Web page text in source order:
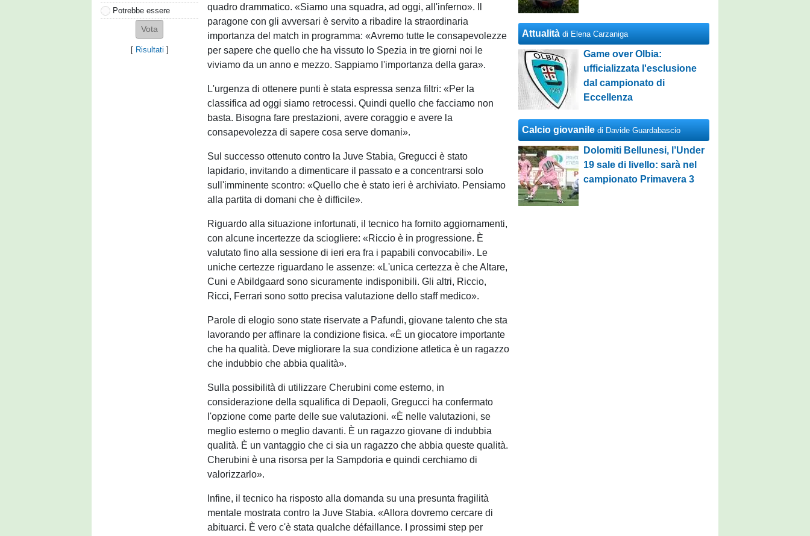
Potrebbe essere
[ Risultati ]
quadro drammatico. «Siamo una squadra, ad oggi, all'inferno». Il
paragone con gli avversari è servito a ribadire la straordinaria
importanza del match in programma: «Avremo tutte le consapevolezze
per sapere che quello che ha vissuto lo Spezia in tre giorni noi le
viviamo da un anno e mezzo. Sappiamo l'importanza della gara».
L'urgenza di ottenere punti è stata espressa senza filtri: «Per la
classifica ad oggi siamo retrocessi. Quindi quello che facciamo non
basta. Bisogna fare prestazioni, avere coraggio e avere la
consapevolezza di sapere cosa serve domani».
Sul successo ottenuto contro la Juve Stabia, Gregucci è stato
lapidario, invitando a dimenticare il passato e a concentrarsi solo
sull'imminente scontro: «Quello che è stato ieri è archiviato. Pensiamo
alla partita di domani che è difficile».
Riguardo alla situazione infortunati, il tecnico ha fornito aggiornamenti,
con alcune incertezze da sciogliere: «Riccio è in progressione. È
valutato fino alla sessione di ieri era fra i papabili convocabili». Le
uniche certezze riguardano le assenze: «L'unica certezza è che Altare,
Cuni e Abildgaard sono sicuramente indisponibili. Gli altri, Riccio,
Ricci, Ferrari sono sotto precisa valutazione dello staff medico».
Parole di elogio sono state riservate a Pafundi, giovane talento che sta
lavorando per affinare la condizione fisica. «È un giocatore importante
che ha qualità. Deve migliorare la sua condizione atletica è un ragazzo
che indubbio che abbia qualità».
Sulla possibilità di utilizzare Cherubini come esterno, in
considerazione della squalifica di Depaoli, Gregucci ha confermato
l'opzione come parte delle sue valutazioni. «È nelle valutazioni, se
meglio esterno o meglio davanti. È un ragazzo giovane di indubbia
qualità. È un vantaggio che ci sia un ragazzo che abbia queste qualità.
Cherubini è una risorsa per la Sampdoria e quindi cerchiamo di
valorizzarlo».
Infine, il tecnico ha risposto alla domanda su una presunta fragilità
mentale mostrata contro la Juve Stabia. «Allora dovremo cercare di
abituarci. È vero c'è stata qualche défaillance. I prossimi step per
Attualità di Elena Carzaniga
Game over Olbia:
ufficializzata l'esclusione
dal campionato di
Eccellenza
Calcio giovanile di Davide Guardabascio
Dolomiti Bellunesi, l’Under
19 sale di livello: sarà nel
campionato Primavera 3